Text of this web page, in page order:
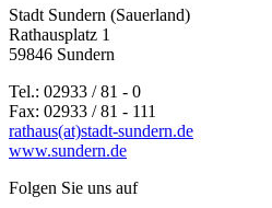
Stadt Sundern (Sauerland)
Rathausplatz 1
59846 Sundern
Tel.: 02933 / 81 - 0
Fax: 02933 / 81 - 111
rathaus(at)stadt-sundern.de
www.sundern.de
Folgen Sie uns auf